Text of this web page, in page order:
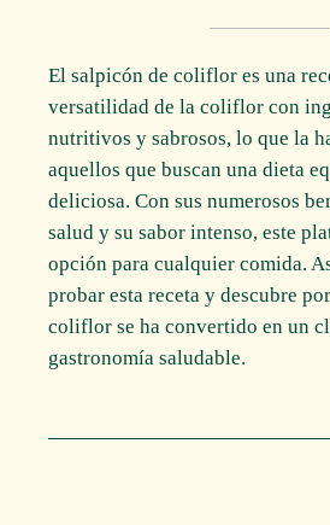
El salpicón de coliflor es una
versatilidad de la coliflor con
nutritivos y sabrosos, lo que la
aquellos que buscan una dieta
deliciosa. Con sus numerosos
salud y su sabor intenso, este
opción para cualquier comida.
probar esta receta y descubre
coliflor se ha convertido en un
gastronomía saludable.